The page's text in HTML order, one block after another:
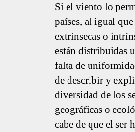
Si el viento lo
países, al igual
extrínsecas o
están distribuidas
falta de
de describir y
diversidad de los
geográficas o
cabe de que el ser